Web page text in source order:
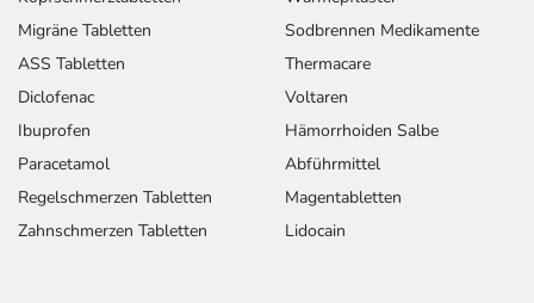
Migräne Tabletten
ASS Tabletten
Diclofenac
Ibuprofen
Paracetamol
Regelschmerzen Tabletten
Zahnschmerzen Tabletten
Sodbrennen Medikamente
Thermacare
Voltaren
Hämorrhoiden Salbe
Abführmittel
Magentabletten
Lidocain